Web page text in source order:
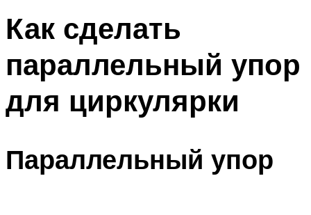
Как сделать
параллельный упор
для циркулярки
Параллельный упор